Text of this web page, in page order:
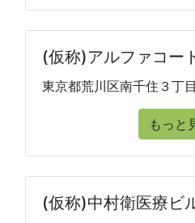
(仮称)アルファコー
東京都荒川区南千住３丁
もっと
(仮称)中村衛医療ビ